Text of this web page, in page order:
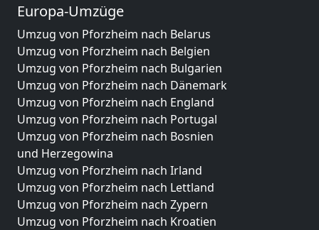
Europa-Umzüge
Umzug von Pforzheim nach Belarus
Umzug von Pforzheim nach Belgien
Umzug von Pforzheim nach Bulgarien
Umzug von Pforzheim nach Dänemark
Umzug von Pforzheim nach England
Umzug von Pforzheim nach Portugal
Umzug von Pforzheim nach Bosnien
und Herzegowina
Umzug von Pforzheim nach Irland
Umzug von Pforzheim nach Lettland
Umzug von Pforzheim nach Zypern
Umzug von Pforzheim nach Kroatien